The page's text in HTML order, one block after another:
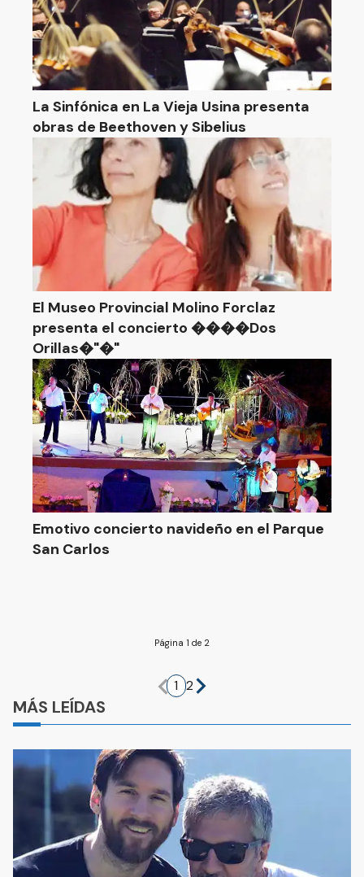
La Sinfónica en La Vieja Usina presenta
obras de Beethoven y Sibelius
El Museo Provincial Molino Forclaz
presenta el concierto ����Dos
Orillas�"�"
Emotivo concierto navideño en el Parque
San Carlos
Página 1 de 2
1 2
MÁS LEÍDAS